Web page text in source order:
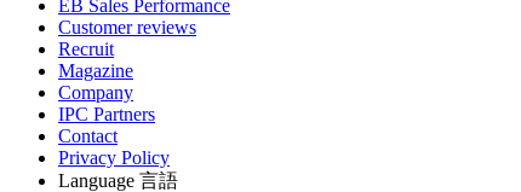
EB Sales Performance
Customer reviews
Recruit
Magazine
Company
IPC Partners
Contact
Privacy Policy
Language 言語